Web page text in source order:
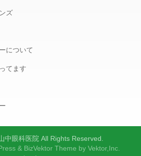
ズ
について
てます
中眼科医院 All Rights Reserved.
& BizVektor Theme byVektor,Inc.